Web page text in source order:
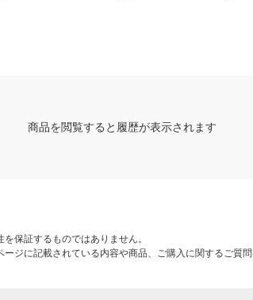
商品を閲覧すると履歴が表示されます
保証するものではありません。
ジに記載されている内容や商品、ご購入に関するご質